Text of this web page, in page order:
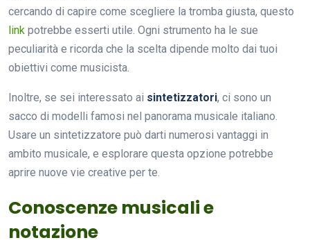
cercando di capire come scegliere la tromba giusta, questo
link potrebbe esserti utile. Ogni strumento ha le sue
peculiarità e ricorda che la scelta dipende molto dai tuoi
obiettivi come musicista.
Inoltre, se sei interessato ai sintetizzatori, ci sono un
sacco di modelli famosi nel panorama musicale italiano.
Usare un sintetizzatore può darti numerosi vantaggi in
ambito musicale, e esplorare questa opzione potrebbe
aprire nuove vie creative per te.
Conoscenze musicali e
notazione